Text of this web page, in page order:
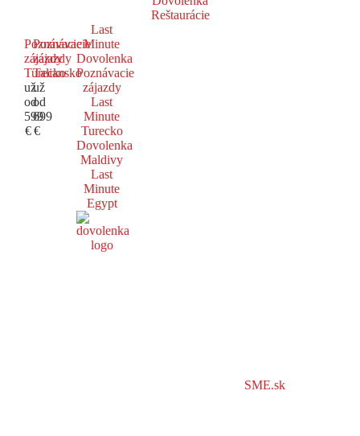
Reštaurácie
Poznávacie
zájazdy
Turecko
už
od
599
€
Poznávacie
zájazdy
Taliansko
už
od
699
€
Last
Minute
Dovolenka
Poznávacie
zájazdy
Last
Minute
Turecko
Dovolenka
Maldivy
Last
Minute
Egypt
SME.sk